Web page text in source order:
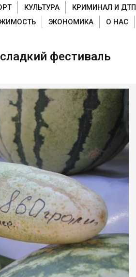
КУЛЬТУРА КРИМИНАЛ И ДТП
ЭКОНОМИКА О НАС
фестиваль